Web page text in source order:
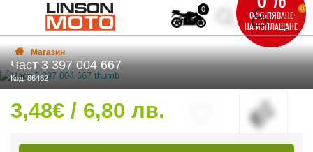
0 0
Магазин
ОСКЪПЯВАНЕ
НА ИЗПЛАЩАНЕ
Част 3 397 004 667
Код: 86462
3,48€ / 6,80 лв.